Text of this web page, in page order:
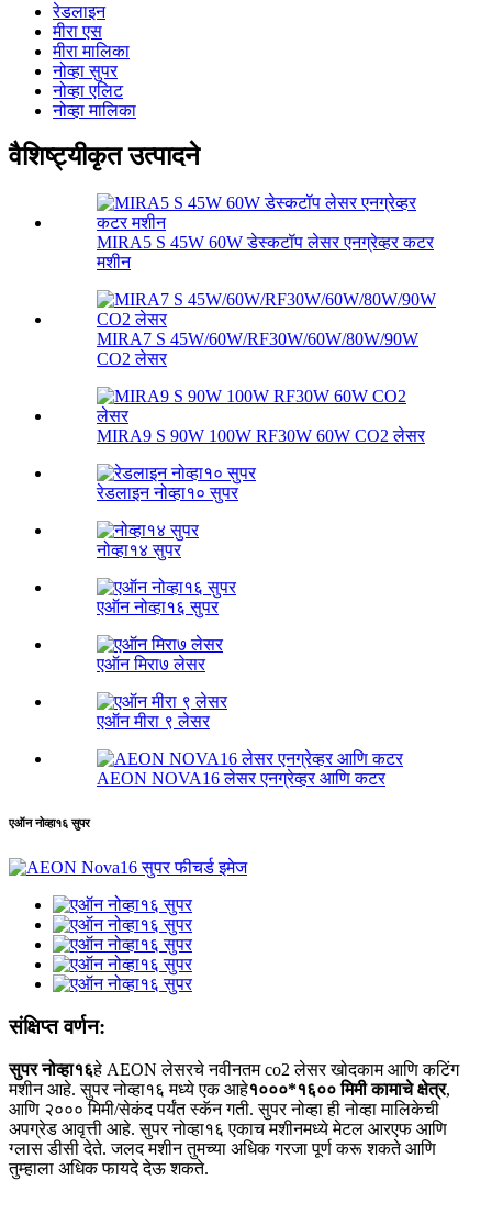
रेडलाइन
मीरा एस
मीरा मालिका
नोव्हा सुपर
नोव्हा एलिट
नोव्हा मालिका
वैशिष्ट्यीकृत उत्पादने
MIRA5 S 45W 60W डेस्कटॉप लेसर एनग्रेव्हर कटर
मशीन
MIRA7 S 45W/60W/RF30W/60W/80W/90W
CO2 लेसर
MIRA9 S 90W 100W RF30W 60W CO2 लेसर
रेडलाइन नोव्हा१० सुपर
नोव्हा१४ सुपर
एऑन नोव्हा१६ सुपर
एऑन मिरा७ लेसर
एऑन मीरा ९ लेसर
AEON NOVA16 लेसर एनग्रेव्हर आणि कटर
एऑन नोव्हा१६ सुपर
संक्षिप्त वर्णन:
सुपर नोव्हा१६हे AEON लेसरचे नवीनतम co2 लेसर खोदकाम आणि कटिंग
मशीन आहे. सुपर नोव्हा१६ मध्ये एक आहे१०००*१६०० मिमी कामाचे क्षेत्र,
आणि २००० मिमी/सेकंद पर्यंत स्कॅन गती. सुपर नोव्हा ही नोव्हा मालिकेची
अपग्रेड आवृत्ती आहे. सुपर नोव्हा१६ एकाच मशीनमध्ये मेटल आरएफ आणि
ग्लास डीसी देते. जलद मशीन तुमच्या अधिक गरजा पूर्ण करू शकते आणि
तुम्हाला अधिक फायदे देऊ शकते.